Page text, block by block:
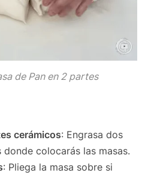
de Pan en 2 partes
cerámicos: Engrasa dos
colocarás las masas.
: Pliega la masa sobre si